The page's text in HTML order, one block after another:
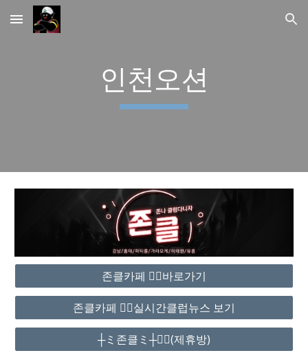
Skip to main content Skip to navigation
인천오션
존클카페 ❤️‍🔥바로가기
존클카페 ❤️‍🔥실시간클럽뉴스 보기
┼ミ존클ミ┼❤️‍🔥(제휴방)